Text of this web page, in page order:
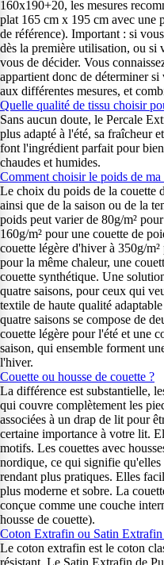
160x190+20, les mesures
plat 165 cm x 195 cm avec une
de référence). Important : si
dès la première utilisation, ou si
vous de décider. Vous
appartient donc de déterminer
aux différentes mesures, et
Quelle qualité de tissu choisir
Sans aucun doute, le Percale
plus adapté à l'été, sa fraîcheur
font l'ingrédient parfait pour
chaudes et humides.
Comment choisir le poids de ma
Le choix du poids de la couette
ainsi que de la saison ou de la
poids peut varier de 80g/m²
160g/m² pour une couette de
couette légère d'hiver à 350g/
pour la même chaleur, une
couette synthétique. Une
quatre saisons, pour ceux qui
textile de haute qualité
quatre saisons se compose de
couette légère pour l'été et une
saison, qui ensemble forment
l'hiver.
Couette ou housse de couette ?
La différence est substantielle,
qui couvre complètement les
associées à un drap de lit pour
certaine importance à votre lit.
motifs. Les couettes avec
nordique, ce qui signifie qu'elles
rendant plus pratiques. Elles
plus moderne et sobre. La
conçue comme une couche
housse de couette).
Coton Extrafin ou Satin
Le coton extrafin est le coton
résistant. Le Satin Extrafin de